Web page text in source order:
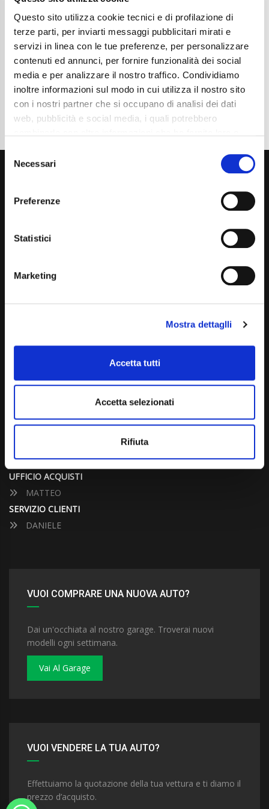
Questo sito utilizza cookie tecnici e di profilazione di
terze parti, per inviarti messaggi pubblicitari mirati e
servizi in linea con le tue preferenze, per personalizzare
contenuti ed annunci, per fornire funzionalità dei social
media e per analizzare il nostro traffico. Condividiamo
inoltre informazioni sul modo in cui utilizza il nostro sito
con i nostri partner che si occupano di analisi dei dati
web, pubblicità e social media, i quali potrebbero
mera chiusura del banner non comporta l’accettazione
tutti” o selezionando le diverse categorie di cookies
Consent
Selection
Necessari
Preferenze
Statistici
Marketing
Mostra dettaglli
Accetta tutti
Accetta selezionati
Rifiuta
Tipo Di Carburante
Elettrica/Diesel
Automatico
Normativa Euro
Euro 6d
Dettaglio
Via Giuditta Pasta 2, Como (CO) 22100
UFFICIO VENDITE
ALESSANDRO
UFFICIO ACQUISTI
MATTEO
SERVIZIO CLIENTI
DANIELE
VUOI COMPRARE UNA NUOVA AUTO?
Dai un'occhiata al nostro garage. Troverai nuovi
modelli ogni settimana.
Vai Al Garage
VUOI VENDERE LA TUA AUTO?
Effettuiamo la quotazione della tua vettura e ti diamo il
prezzo d’acquisto.